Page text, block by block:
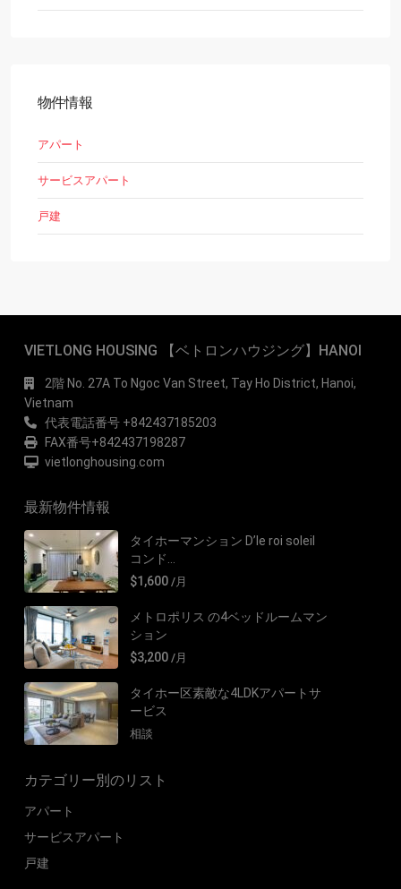
物件情報
アパート
サービスアパート
戸建
VIETLONG HOUSING 【ベトロンハウジング】HANOI
2階 No. 27A To Ngoc Van Street, Tay Ho District, Hanoi,
Vietnam
代表電話番号 +842437185203
FAX番号+842437198287
vietlonghousing.com
最新物件情報
タイホーマンション D’le roi soleil
コンド...
$1,600 /月
メトロポリス の4ベッドルームマン
ション
$3,200 /月
タイホー区素敵な4LDKアパートサ
ービス
相談
カテゴリー別のリスト
アパート
サービスアパート
戸建